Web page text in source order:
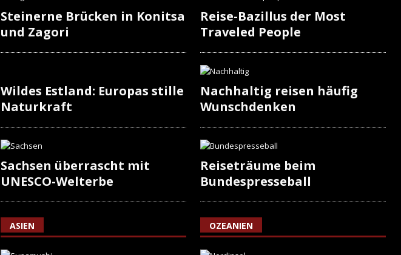
Steinerne Brücken in Konitsa
und Zagori
Wildes Estland: Europas stille
Naturkraft
Sachsen überrascht mit
UNESCO-Welterbe
ASIEN
Reise-Bazillus der Most
Traveled People
Nachhaltig reisen häufig
Wunschdenken
Reiseträume beim
Bundespresseball
OZEANIEN